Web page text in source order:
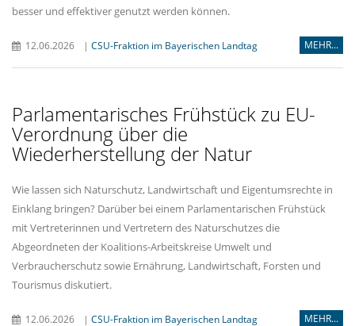
besser und effektiver genutzt werden können.
12.06.2026 | CSU-Fraktion im Bayerischen Landtag MEHR...
Parlamentarisches Frühstück zu EU-
Verordnung über die
Wiederherstellung der Natur
Wie lassen sich Naturschutz, Landwirtschaft und Eigentumsrechte in
Einklang bringen? Darüber bei einem Parlamentarischen Frühstück
mit Vertreterinnen und Vertretern des Naturschutzes die
Abgeordneten der Koalitions-Arbeitskreise Umwelt und
Verbraucherschutz sowie Ernährung, Landwirtschaft, Forsten und
Tourismus diskutiert.
12.06.2026 | CSU-Fraktion im Bayerischen Landtag MEHR...